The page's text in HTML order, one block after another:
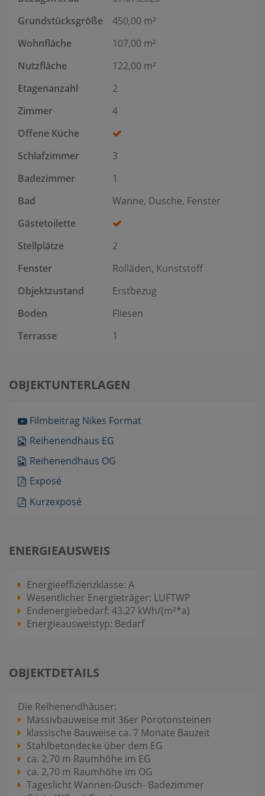
Grundstücksgröße
450,00 m²
Wohnfläche
107,00 m²
Nutzfläche
122,00 m²
Etagenanzahl
2
Zimmer
4
Offene Küche
Schlafzimmer
3
Badezimmer
1
Bad
Wanne, Dusche, Fenster
Gästetoilette
Stellplätze
2
Fenster
Rolläden, Kunststoff
Objektzustand
Erstbezug
Boden
Fliesen
Terrasse
1
OBJEKTUNTERLAGEN
Filmbeitrag Nikes Format
Reihenendhaus EG
Reihenendhaus OG
Exposé
Kurzexposé
ENERGIEAUSWEIS
Energieeffizienzklasse: A
Wesentlicher Energieträger: LUFTWP
Endenergiebedarf: 43.27 kWh/(m²*a)
Energieausweistyp: Bedarf
OBJEKTDETAILS
Die Reihenendhäuser:
Massivbauweise mit 36er Porotonsteinen
klassische Bauweise ca. 7 Monate Bauzeit
Stahlbetondecke über dem EG
ca. 2,70 m Raumhöhe im EG
ca. 2,70 m Raumhöhe im OG
Tageslicht Wannen-Dusch- Badezimmer